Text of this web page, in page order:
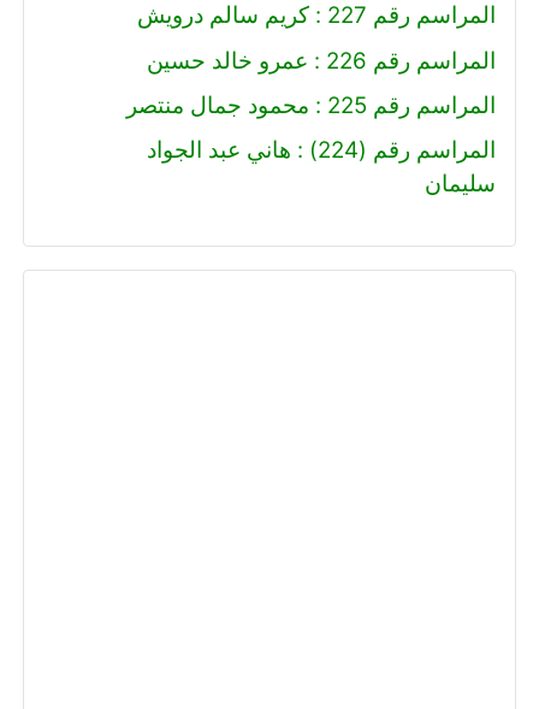
المراسم رقم 227 : كريم سالم درويش
المراسم رقم 226 : عمرو خالد حسين
المراسم رقم 225 : محمود جمال منتصر
المراسم رقم (224) : هاني عبد الجواد
سليمان